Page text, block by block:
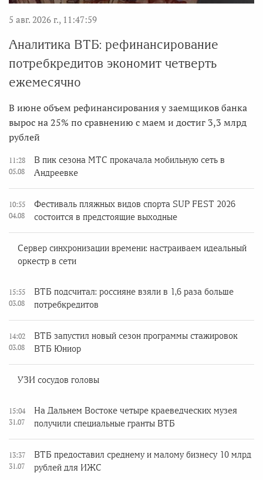
5 авг. 2026 г., 11:47:59
Аналитика ВТБ: рефинансирование
потребкредитов экономит четверть
ежемесячно
В июне объем рефинансирования у заемщиков банка
вырос на 25% по сравнению с маем и достиг 3,3 млрд
рублей
11:28
05.08
В пик сезона МТС прокачала мобильную сеть в
Андреевке
10:55
04.08
Фестиваль пляжных видов спорта SUP FEST 2026
состоится в предстоящие выходные
Сервер синхронизации времени: настраиваем идеальный
оркестр в сети
15:55
03.08
ВТБ подсчитал: россияне взяли в 1,6 раза больше
потребкредитов
14:02
03.08
ВТБ запустил новый сезон программы стажировок
ВТБ Юниор
УЗИ сосудов головы
15:04
31.07
На Дальнем Востоке четыре краеведческих музея
получили специальные гранты ВТБ
13:37
31.07
ВТБ предоставил среднему и малому бизнесу 10 млрд
рублей для ИЖС